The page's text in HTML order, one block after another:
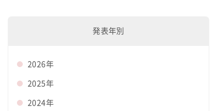
発表年別
2026年
2025年
2024年